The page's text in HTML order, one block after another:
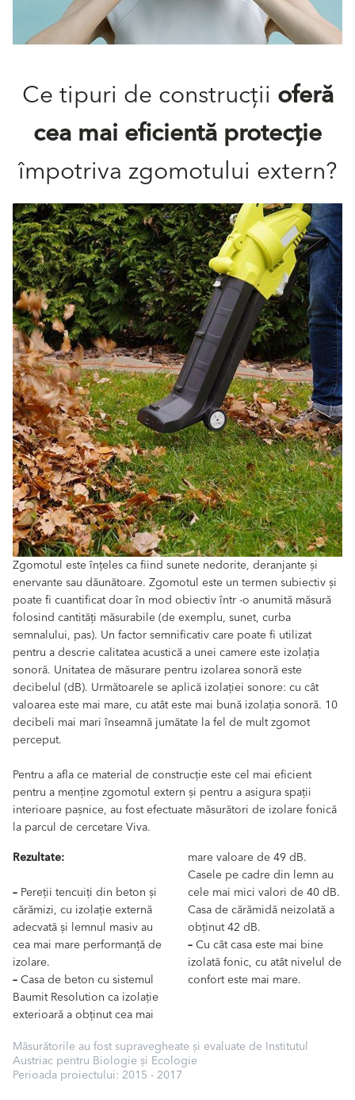
Ce tipuri de construcții oferă
cea mai eficientă protecție
împotriva zgomotului extern?
Zgomotul este înțeles ca fiind sunete nedorite, deranjante și
enervante sau dăunătoare. Zgomotul este un termen subiectiv și
poate fi cuantificat doar în mod obiectiv într -o anumită măsură
folosind cantități măsurabile (de exemplu, sunet, curba
semnalului, pas). Un factor semnificativ care poate fi utilizat
pentru a descrie calitatea acustică a unei camere este izolația
sonoră. Unitatea de măsurare pentru izolarea sonoră este
decibelul (dB). Următoarele se aplică izolației sonore: cu cât
valoarea este mai mare, cu atât este mai bună izolația sonoră. 10
decibeli mai mari înseamnă jumătate la fel de mult zgomot
perceput.
Pentru a afla ce material de construcție este cel mai eficient
pentru a menține zgomotul extern și pentru a asigura spații
interioare pașnice, au fost efectuate măsurători de izolare fonică
la parcul de cercetare Viva.
Rezultate:
– Pereții tencuiți din beton și
cărămizi, cu izolație externă
adecvată și lemnul masiv au
cea mai mare performanță de
izolare.
–Casa de beton cu sistemul
Baumit Resolution ca izolație
exterioară a obținut cea mai
mare valoare de 49 dB.
Casele pe cadre din lemn au
cele mai mici valori de 40 dB.
Casa de cărămidă neizolată a
obținut 42 dB.
–Cu cât casa este mai bine
izolată fonic, cu atât nivelul de
confort este mai mare.
Măsurătorile au fost supravegheate și evaluate de Institutul
Austriac pentru Biologie și Ecologie
Perioada proiectului: 2015 - 2017